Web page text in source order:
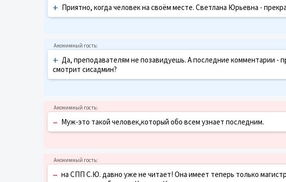
+ Приятно, когда человек на своём месте. Светлана Юрьевна -
+ Да, преподавателям не позавидуешь. А последние комментарии -
смотрит сисадмин?
– Муж-это такой человек,который обо всем узнает последним.
– на СПП С.Ю. давно уже не читает! Она имеет теперь только